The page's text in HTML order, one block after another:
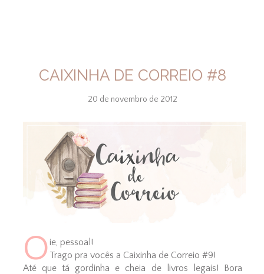
CAIXINHA DE CORREIO #8
20 de novembro de 2012
Oie, pessoal!
Trago pra vocês a Caixinha de Correio #9!
Até que tá gordinha e cheia de livros legais! Bora